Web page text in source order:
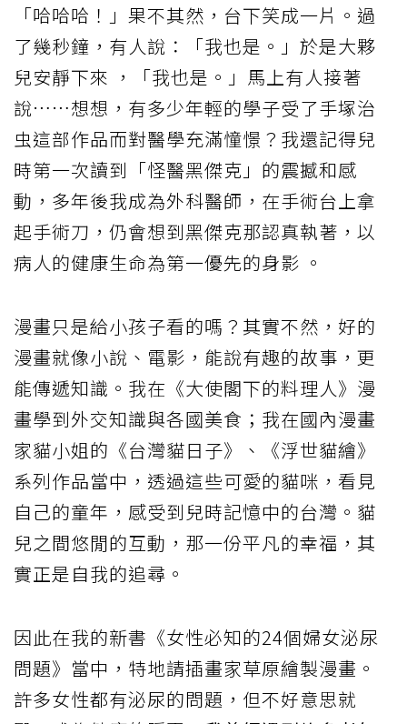
「哈哈哈！」果不其然，台下笑成一片。過
了幾秒鐘，有人說：「我也是。」於是大夥
兒安靜下來 ，「我也是。」馬上有人接著
說……想想，有多少年輕的學子受了手塚治
虫這部作品而對醫學充滿憧憬？我還記得兒
時第一次讀到「怪醫黑傑克」的震撼和感
動，多年後我成為外科醫師，在手術台上拿
起手術刀，仍會想到黑傑克那認真執著，以
病人的健康生命為第一優先的身影 。
漫畫只是給小孩子看的嗎？其實不然，好的
漫畫就像小說、電影，能說有趣的故事，更
能傳遞知識。我在《大使閣下的料理人》漫
畫學到外交知識與各國美食；我在國內漫畫
家貓小姐的《台灣貓日子》、《浮世貓繪》
系列作品當中，透過這些可愛的貓咪，看見
自己的童年，感受到兒時記憶中的台灣。貓
兒之間悠閒的互動，那一份平凡的幸福，其
實正是自我的追尋。
因此在我的新書《女性必知的24個婦女泌尿
問題》當中，特地請插畫家草原繪製漫畫。
許多女性都有泌尿的問題，但不好意思就